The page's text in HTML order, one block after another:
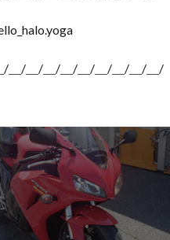
/＿/＿/＿/＿/＿/＿/＿/＿/＿/